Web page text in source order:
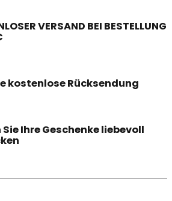
VERSAND BEI
kostenlose Rücksendung
Sie Ihre Geschenke liebevoll